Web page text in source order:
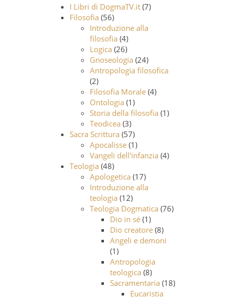
I Libri di DogmaTV.it(7)
Filosofia (56)
Introduzione alla
filosofia (4)
Logica (26)
Gnoseologia (24)
Antropologia filosofica
(2)
Filosofia Morale(4)
Ontologia (1)
Storia della filosofia (1)
Teodicea (3)
Sacra Scrittura (57)
Apocalisse(1)
Vangeli dell'infanzia (4)
Teologia (48)
Apologetica (17)
Introduzione alla
teologia (12)
Teologia Dogmatica (76)
Dio in sé(1)
Dio creatore(8)
Angeli e demoni
(1)
Antropologia
teologica (8)
Sacramentaria (18)
Eucaristia